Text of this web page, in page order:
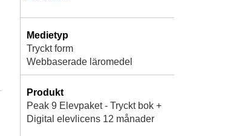
Medietyp
Tryckt form
Webbaserade läromedel
Produkt
Peak 9 Elevpaket - Tryckt bok +
Digital elevlicens 12 månader